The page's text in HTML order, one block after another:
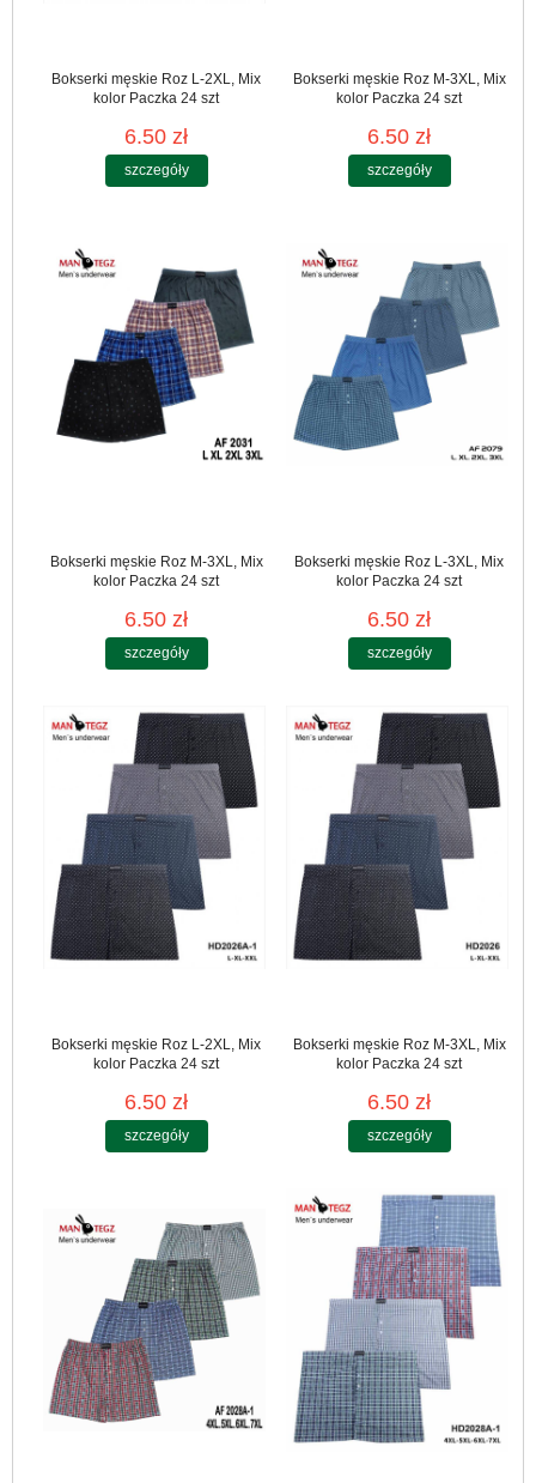
Bokserki męskie Roz L-2XL, Mix
kolor Paczka 24 szt
6.50 zł
szczegóły
Bokserki męskie Roz M-3XL, Mix
kolor Paczka 24 szt
6.50 zł
szczegóły
Bokserki męskie Roz M-3XL, Mix
kolor Paczka 24 szt
6.50 zł
szczegóły
Bokserki męskie Roz L-3XL, Mix
kolor Paczka 24 szt
6.50 zł
szczegóły
Bokserki męskie Roz L-2XL, Mix
kolor Paczka 24 szt
6.50 zł
szczegóły
Bokserki męskie Roz M-3XL, Mix
kolor Paczka 24 szt
6.50 zł
szczegóły